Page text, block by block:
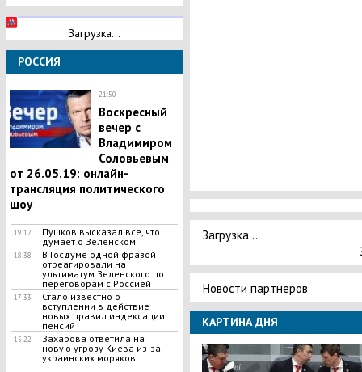
Загрузка...
РОССИЯ
21:50
Воскресный
вечер с
Владимиром
Соловьевым
от 26.05.19: онлайн-
трансляция политического
шоу
19:12
Пушков высказал все, что
думает о Зеленском
18:38
В Госдуме одной фразой
отреагировали на
ультиматум Зеленского по
переговорам с Россией
17:33
Стало известно о
вступлении в действие
новых правил индексации
пенсий
15:22
Захарова ответила на
новую угрозу Киева из-за
украинских моряков
Загрузка...
Новости партнеров
КАРТИНА ДНЯ